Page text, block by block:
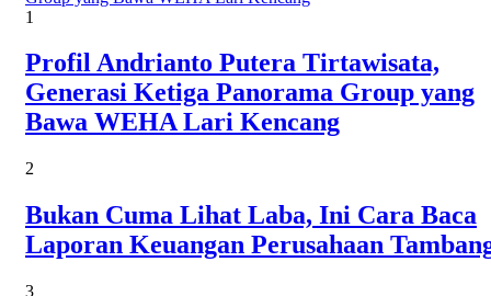
1
Profil Andrianto Putera Tirtawisata,
Generasi Ketiga Panorama Group yang
Bawa WEHA Lari Kencang
2
Bukan Cuma Lihat Laba, Ini Cara Baca
Laporan Keuangan Perusahaan
3